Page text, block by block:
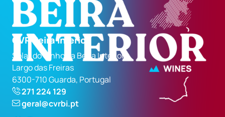
CVR Beira Interior
Solar do Vinho da Beira Interior
Largo das Freiras
6300-710 Guarda, Portugal
271 224 129
geral@cvrbi.pt